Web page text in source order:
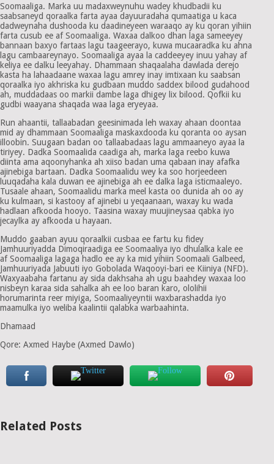
Soomaaliga. Marka uu madaxweynuhu wadey khudbadii ku
saabsaneyd qoraalka farta ayaa dayuuradaha qumaatiga u kaca
dadweynaha dushooda ku daadineyeen waraaqo ay ku qoran yihiin
farta cusub ee af Soomaaliga. Waxaa dalkoo dhan laga sameeyey
bannaan baxyo fartaas lagu taageerayo, kuwa mucaaradka ku ahna
lagu cambaareynayo. Soomaaliga ayaa la caddeeyey inuu yahay af
keliya ee dalku leeyahay. Dhammaan shaqaalaha dawlada derejo
kasta ha lahaadaane waxaa lagu amrey inay imtixaan ku saabsan
qoraalka iyo akhriska ku gudbaan muddo saddex bilood gudahood
ah, muddadaas oo markii dambe laga dhigey lix bilood. Qofkii ku
gudbi waayana shaqada waa laga eryeyaa.
Run ahaantii, tallaabadan geesinimada leh waxay ahaan doontaa
mid ay dhammaan Soomaaliga maskaxdooda ku qoranta oo aysan
illoobin. Suugaan badan oo tallaabadaas lagu ammaaneyo ayaa la
tiriyey. Dadka Soomaalida caadiga ah, marka laga reebo kuwa
diinta ama aqoonyhanka ah xiiso badan uma qabaan inay afafka
ajinebiga bartaan. Dadka Soomaalidu wey ka soo horjeedeen
luuqadaha kala duwan ee ajinebiga ah ee dalka laga isticmaaleyo.
Tusaale ahaan, Soomaalidu marka meel kasta oo dunida ah oo ay
ku kulmaan, si kastooy af ajinebi u yeqaanaan, waxay ku wada
hadlaan afkooda hooyo. Taasina waxay muujineysaa qabka iyo
jecaylka ay afkooda u hayaan.
Muddo gaaban ayuu qoraalkii cusbaa ee fartu ku fidey
Jamhuuriyadda Dimoqiraadiga ee Soomaaliya iyo dhulalka kale ee
af Soomaaliga lagaga hadlo ee ay ka mid yihiin Soomaali Galbeed,
Jamhuuriyada Jabuuti iyo Gobolada Waqooyi-bari ee Kiiniya (NFD).
Waxyaabaha fartanu ay sida dakhsaha ah ugu baahdey waxaa loo
nisbeyn karaa sida sahalka ah ee loo baran karo, ololihii
horumarinta reer miyiga, Soomaaliyeyntii waxbarashadda iyo
maamulka iyo weliba kaalintii qalabka warbaahinta.
Dhamaad
Qore: Axmed Haybe (Axmed Dawlo)
Related Posts